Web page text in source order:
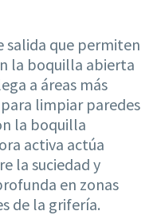
salida que permiten
la boquilla abierta
a áreas más
limpiar paredes
la boquilla
activa actúa
la suciedad y
en zonas
de la grifería.